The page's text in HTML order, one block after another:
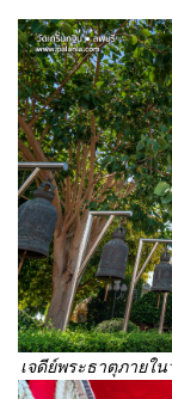
เจดีย์พระธาตุภายใ